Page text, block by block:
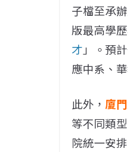
子檔至承
版最高學
才 」。預
應中系、
此外， 廈
等不同類
院統一安